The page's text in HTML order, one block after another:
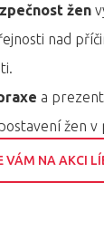
žen
nad
a
žen v
VÁM NA AKCI